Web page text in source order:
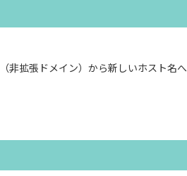
拡張ドメイン）から新しいホスト名